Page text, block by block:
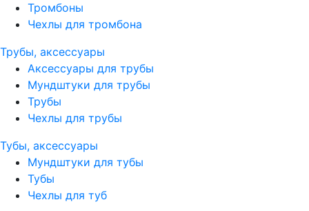
Тромбоны
Чехлы для тромбона
Трубы, аксессуары
Аксессуары для трубы
Мундштуки для трубы
Трубы
Чехлы для трубы
Тубы, аксессуары
Мундштуки для тубы
Тубы
Чехлы для туб